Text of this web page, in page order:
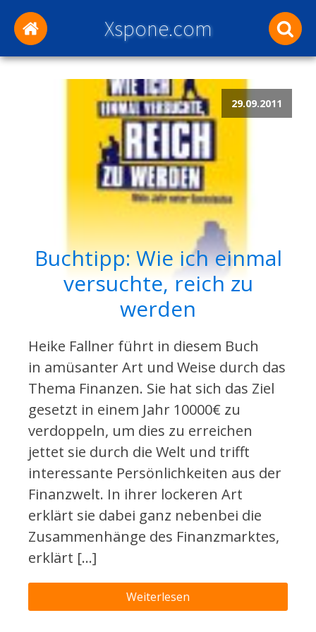
Xspone.com
29.09.2011
Buchtipp: Wie ich einmal
versuchte, reich zu
werden
Heike Fallner führt in diesem Buch
in amüsanter Art und Weise durch das
Thema Finanzen. Sie hat sich das Ziel
gesetzt in einem Jahr 10000€ zu
verdoppeln, um dies zu erreichen
jettet sie durch die Welt und trifft
interessante Persönlichkeiten aus der
Finanzwelt. In ihrer lockeren Art
erklärt sie dabei ganz nebenbei die
Zusammenhänge des Finanzmarktes,
erklärt […]
Weiterlesen